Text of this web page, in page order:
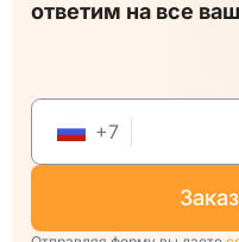
ответим на все
+7